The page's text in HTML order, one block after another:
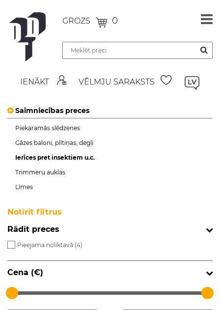
GROZS 0
IENĀKT VĒLMJU SARAKSTS
Saimniecības preces
Piekaramās slēdzenes
Gāzes baloni, plītiņas, degļi
Ierīces pret insektiem u.c.
Trimmeru auklas
Līmes
Notīrīt filtrus
Rādīt preces
Pieejama noliktavā (4)
Cena (€)